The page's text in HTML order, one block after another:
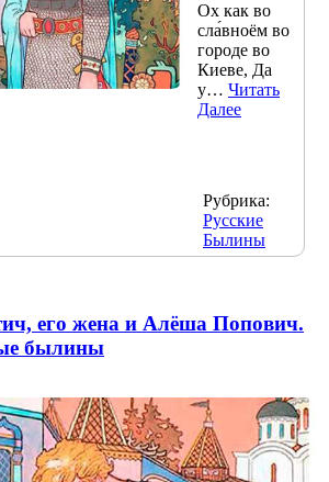
Ох как во
сла́вноём во
городе во
Киеве, Да
у… Читать
Далее
Рубрика:
Русские
Былины
его жена и Алёша Попович.
былины